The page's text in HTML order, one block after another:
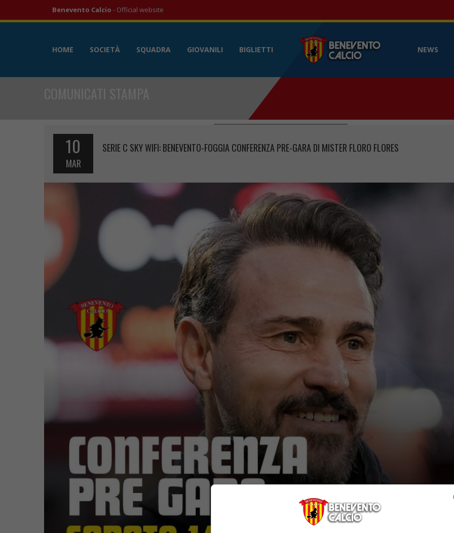
Benevento Calcio - Official website
HOME SOCIETÀ SQUADRA GIOVANILI BIGLIETTI NEWS
10
MAR
SERIE C SKY WIFI: BENEVENTO-FOGGIA CONFERENZA PRE-GARA DI MISTER FLORO FLORES